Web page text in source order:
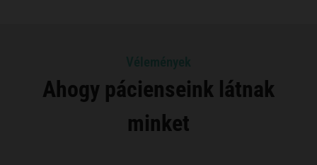
Vélemények
Ahogy pácienseink látnak
minket